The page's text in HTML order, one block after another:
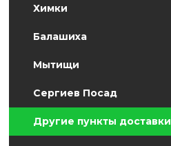
Химки
Балашиха
Мытищи
Сергиев Посад
Другие пункты доставки